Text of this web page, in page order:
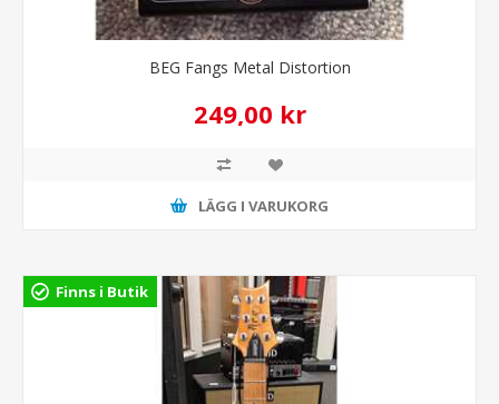
BEG Fangs Metal Distortion
249,00 kr
LÄGG I VARUKORG
Finns i Butik